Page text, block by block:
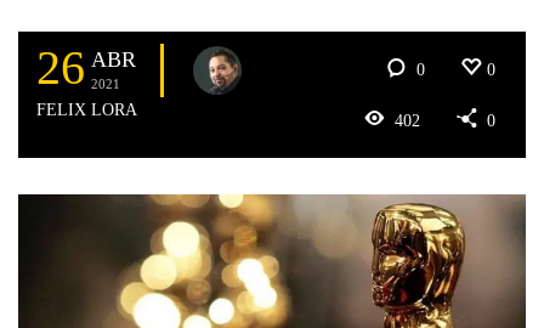
26 ABR
2021
FELIX LORA
0 0
402 0